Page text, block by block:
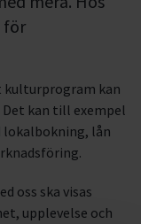
för
kulturprogram kan
kan till exempel
lokalbokning, lån
oss ska visas
upplevelse och